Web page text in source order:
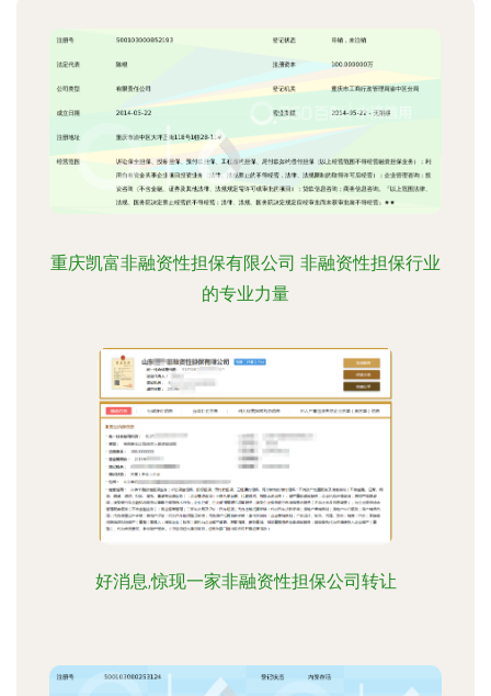
重庆凯富非融资性担保有限公司 非融资性担保行业
的专业力量
好消息,惊现一家非融资性担保公司转让